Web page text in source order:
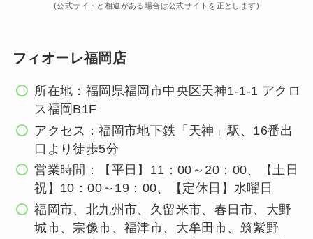
(公式サイトと相違がある場合は公式サイトを正とします)
フィオーレ福岡店
所在地：福岡県福岡市中央区天神1-1-1 アクロ
ス福岡B1F
アクセス：福岡市地下鉄「天神」駅、16番出
口より徒歩5分
営業時間：【平日】11：00～20：00、【土日
祝】10：00～19：00、【定休日】水曜日
福岡市、北九州市、久留米市、春日市、大野
城市、宗像市、福津市、大牟田市、筑紫野